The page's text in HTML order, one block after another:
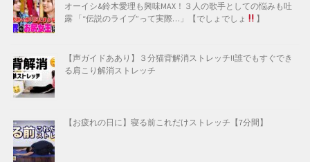
オーイシ&鈴木愛理も興味MAX！３人の歌手としての悩みも吐
露 「“伝説のライブ”って実際…」【でしょでしょ
】
【声ガイドああり】３分猫背解消ストレッチ!!誰でもすぐでき
る肩こり解消ストレッチ
【お疲れの日に】寝る前これだけストレッチ【7分間】